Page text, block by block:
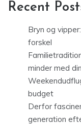
Recent
Bryn og
forskel
minder med
budget
Derfor
generation